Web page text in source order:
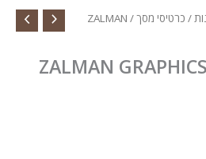
/ כרטיסי מסך
/ ZALMAN
ZALMAN